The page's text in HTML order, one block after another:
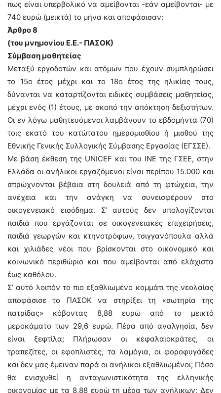
πως είναι υπερβολικό να αμείβονται -εάν αμείβονται- με
740 ευρώ (μεικτά) το μήνα και αποφάσισαν:
Άρθρο 8
(του μνημονίου Ε.Ε.- ΠΑΣΟΚ)
Σύμβαση μαθητείας
Μεταξύ εργοδοτών και ατόμων που έχουν συμπληρώσει
το 15ο έτος μέχρι και το 18ο έτος της ηλικίας τους,
δύνανται να καταρτίζονται ειδικές συμβάσεις μαθητείας,
μέχρι ενός (1) έτους, με σκοπό την απόκτηση δεξιοτήτων.
Οι εν λόγω μαθητευόμενοι λαμβάνουν το εβδομήντα (70)
τοις εκατό του κατώτατου ημερομισθίου ή μισθού της
Εθνικής Γενικής Συλλογικής Σύμβασης Εργασίας (ΕΓΣΣΕ).
Με βάση έκθεση της UNICEF και του ΙΝΕ της ΓΣΕΕ, στην
Ελλάδα οι ανήλικοι εργαζόμενοι είναι περίπου 15.000 και
σπρώχνονται βέβαια στη δουλειά από τη φτώχεια, την
ανέχεια και την ανάγκη να συνεισφέρουν στο
οικογενειακό εισόδημα. Σ’ αυτούς δεν υπολογίζονται
παιδιά που εργάζονται σε οικογενειακές επιχειρήσεις,
παιδιά γεωργών και κτηνοτρόφων, τσιγγανόπουλα αλλά
και χιλιάδες νέοι που βρίσκονται στο οικονομικό και
κοινωνικό περιθώριο και που αμείβονται από ελάχιστα
έως καθόλου.
Σ’ αυτό λοιπόν το πιο εξαθλιωμένο κομμάτι της νεολαίας
αποφάσισε το ΠΑΣΟΚ να στηρίξει τη «σωτηρία της
πατρίδας» κόβοντας 8,88 ευρώ από το μεικτό
μεροκάματο των 29,6 ευρώ. Πέρα από αναλγησία, δεν
είναι ξεφτίλα; Πλήρωσαν οι κεφαλαιοκράτες, οι
τραπεζίτες, οι εφοπλιστές, τα λαμόγια, οι φοροφυγάδες
και δεν μας έμειναν παρά οι ανήλικοι εξαθλιωμένοι; Πόσο
θα ενισχυθεί η ανταγωνιστικότητα της ελληνικής
οικονομίας με τα 8,88 ευρώ τη μέρα των ανήλικων; Δεν